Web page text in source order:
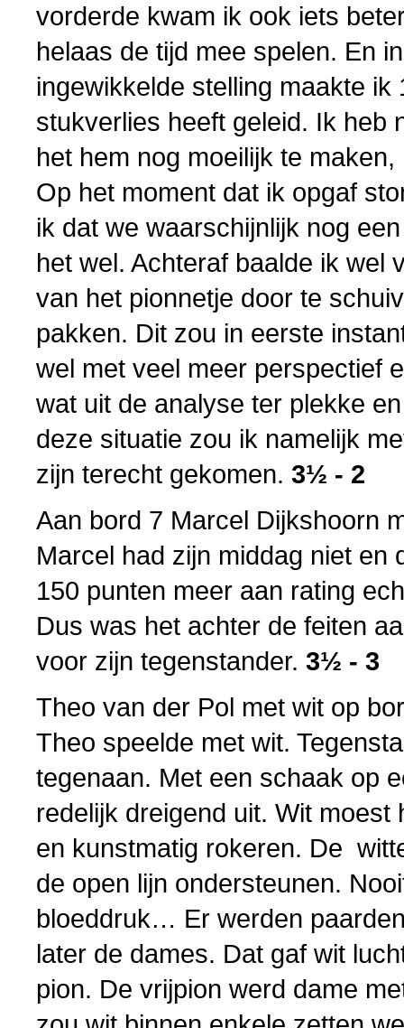
vorderde kwam ik ook iets
helaas de tijd mee spelen. En
ingewikkelde stelling maakte
stukverlies heeft geleid. Ik heb
het hem nog moeilijk te
Op het moment dat ik opgaf
ik dat we waarschijnlijk nog
het wel. Achteraf baalde ik wel
van het pionnetje door te
pakken. Dit zou in eerste
wel met veel meer perspectief
wat uit de analyse ter plekke
deze situatie zou ik namelijk
zijn terecht gekomen. 3½ - 2
Aan bord 7 Marcel Dijkshoorn
Marcel had zijn middag niet en
150 punten meer aan rating
Dus was het achter de feiten
voor zijn tegenstander. 3½ - 3
Theo van der Pol met wit op
Theo speelde met wit.
tegenaan. Met een schaak op
redelijk dreigend uit. Wit
en kunstmatig rokeren. De
de open lijn ondersteunen.
bloeddruk… Er werden
later de dames. Dat gaf wit
pion. De vrijpion werd dame